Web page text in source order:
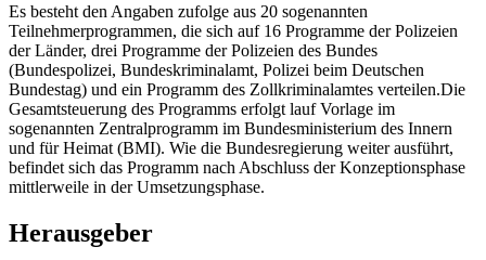
Es besteht den Angaben zufolge aus 20 sogenannten
Teilnehmerprogrammen, die sich auf 16 Programme der Polizeien
der Länder, drei Programme der Polizeien des Bundes
(Bundespolizei, Bundeskriminalamt, Polizei beim Deutschen
Bundestag) und ein Programm des Zollkriminalamtes verteilen.Die
Gesamtsteuerung des Programms erfolgt lauf Vorlage im
sogenannten Zentralprogramm im Bundesministerium des Innern
und für Heimat (BMI). Wie die Bundesregierung weiter ausführt,
befindet sich das Programm nach Abschluss der Konzeptionsphase
mittlerweile in der Umsetzungsphase.
Herausgeber